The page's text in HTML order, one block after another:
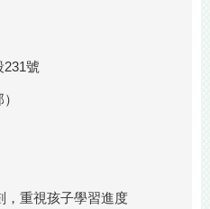
231號
，重視孩子學習進度